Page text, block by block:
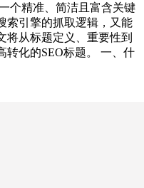
个精准、简洁且富含关键
索引擎的抓取逻辑，又能
将从标题定义、重要性到
转化的SEO标题。 一、什